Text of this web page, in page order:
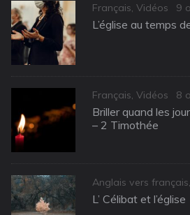
Categories
Français, Vidéos
on
9
L’église au temps
Categories
Français, Vidéos
on
8
Briller quand les
– 2 Timothée
Categories
Anglais vers français,
L’ Célibat et l’église